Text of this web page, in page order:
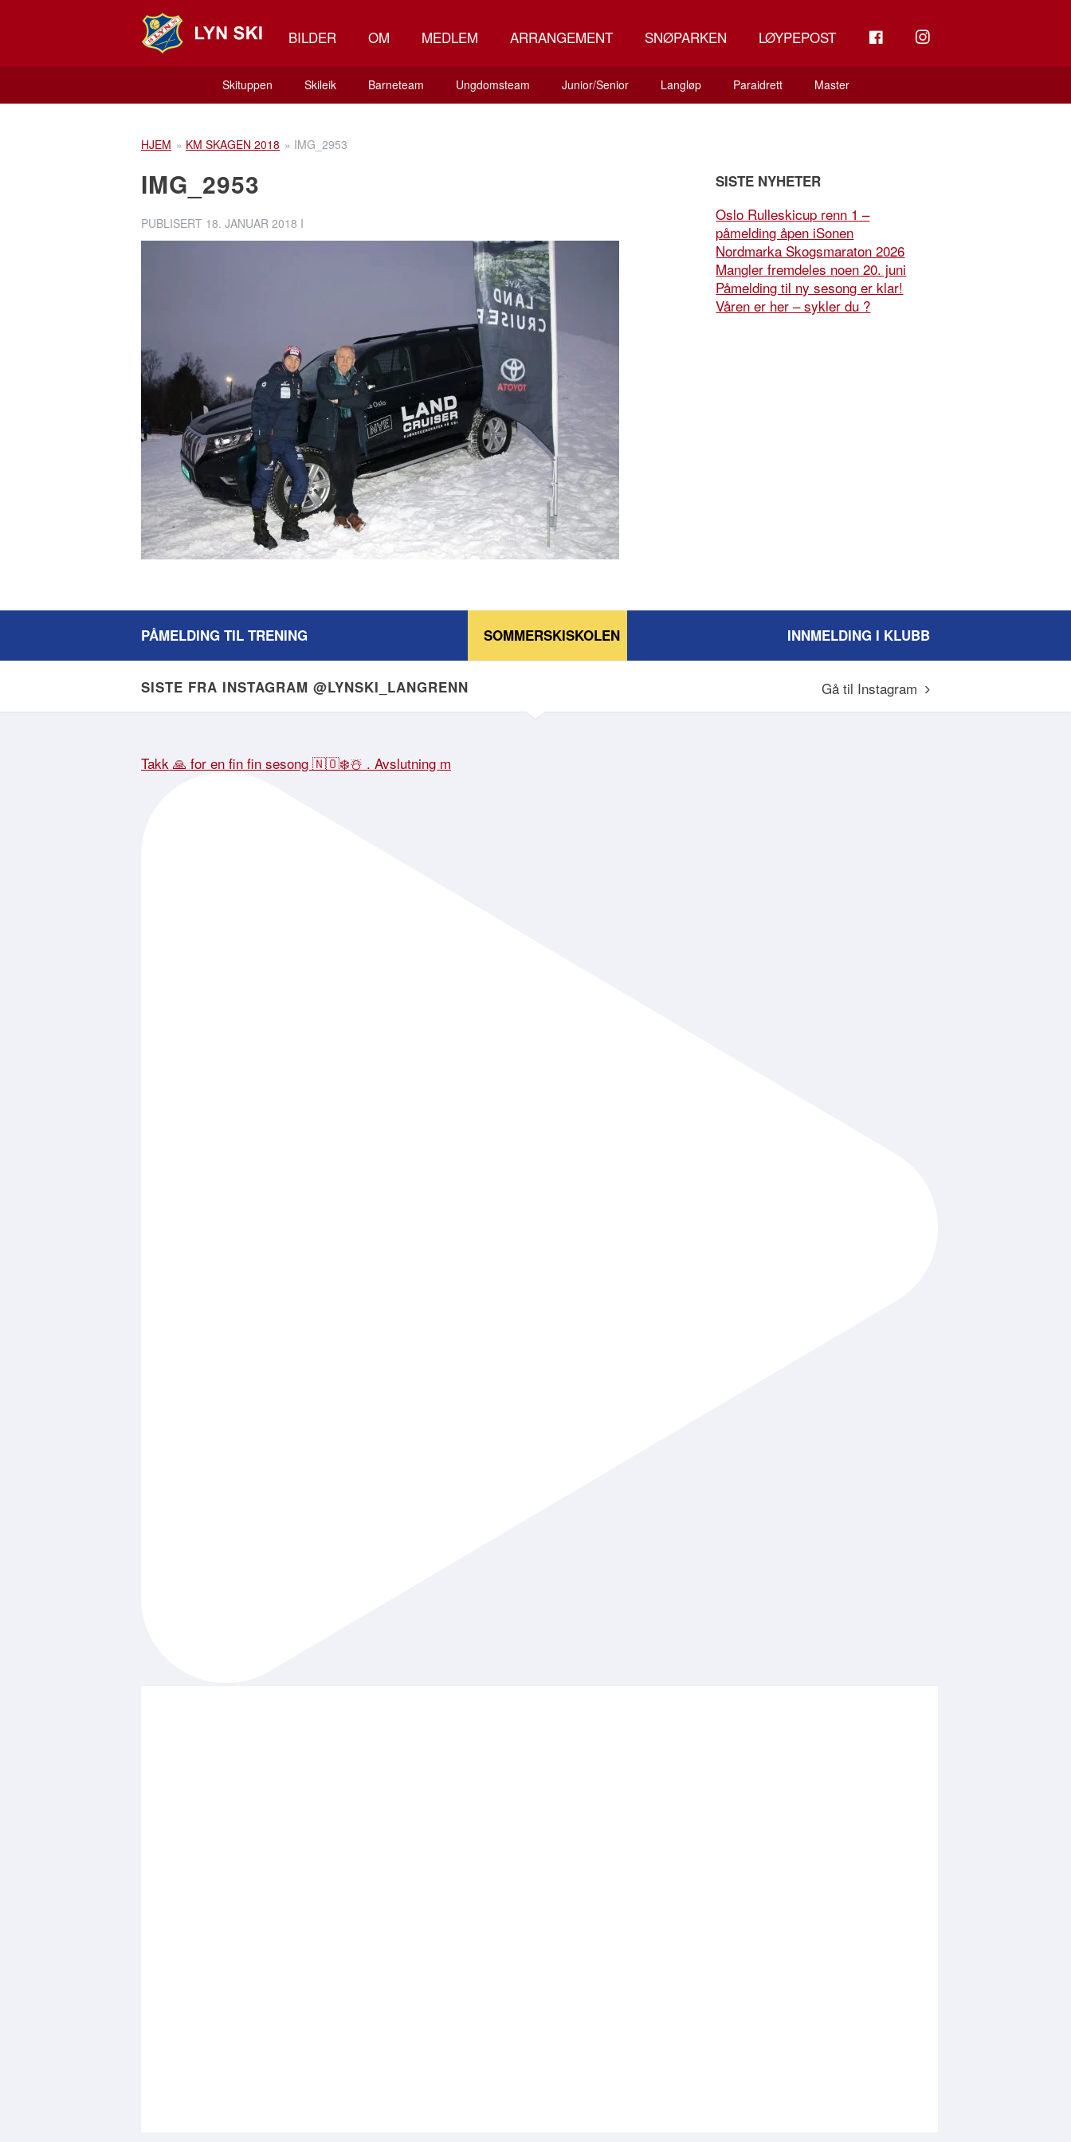
BILDER OM MEDLEM ARRANGEMENT SNØPARKEN LØYPEPOST INSTAGRAM
Skituppen Skileik Barneteam Ungdomsteam Junior/Senior Langløp Paraidrett Master
HJEM » KM SKAGEN 2018 » IMG_2953
IMG_2953
PUBLISERT 18. JANUAR 2018 I
SISTE NYHETER
Oslo Rulleskicup renn 1 –
påmelding åpen iSonen
Nordmarka Skogsmaraton 2026
Mangler fremdeles noen 20. juni
Påmelding til ny sesong er klar!
Våren er her – sykler du ?
PÅMELDING TIL TRENING INNMELDING I KLUBB
SOMMERSKISKOLEN
SISTE FRA INSTAGRAM @LYNSKI_LANGRENN Gå til Instagram
Takk 🙏 for en fin fin sesong 🇳🇴❄️☃️ . Avslutning m